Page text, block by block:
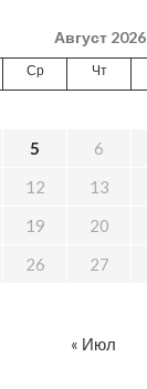
Август 2026
Ср Чт
5 6
12 13
19 20
26 27
« Июл